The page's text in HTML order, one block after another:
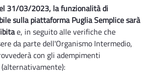
31/03/2023, la funzionalità di
sulla piattaforma Puglia Semplice sarà
e, in seguito alle verifiche che
da parte dell'Organismo Intermedio,
con gli adempimenti